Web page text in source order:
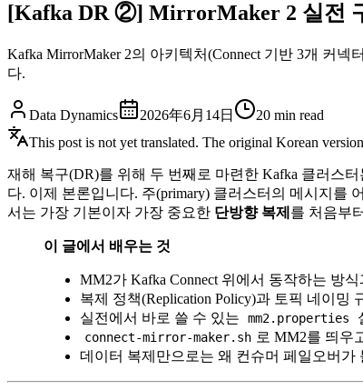
[Kafka DR ②] MirrorMaker 2 실전
Kafka MirrorMaker 2의 아키텍처(Connect 기반 3개 커
다.
Data Dynamics 2026年6月14日 20 min read
This post is not yet translated. The original Korean
재해 복구(DR)를 위해 두 번째로 마련한 Kafka 클러스
다. 이제 본론입니다. 주(primary) 클러스터의 메시지를
서는 가장 기본이자 가장 중요한 단방향 복제 를 처음부
이 글에서 배우는 것
MM2가 Kafka Connect 위에서 동작하는 방
복제 정책(Replication Policy)과 토픽 네이밍
실전에서 바로 쓸 수 있는
mm2.properties
connect-mirror-maker.sh 로 MM2를 띄우
데이터 복제만으로는 왜 컨슈머 페일오버가